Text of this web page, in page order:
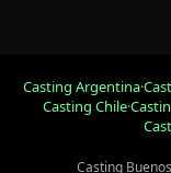
Casting Argentina·
Casting Chile·
Casting